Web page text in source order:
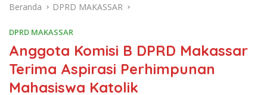
Beranda DPRD MAKASSAR
DPRD MAKASSAR
Anggota Komisi B DPRD Makassar
Terima Aspirasi Perhimpunan
Mahasiswa Katolik